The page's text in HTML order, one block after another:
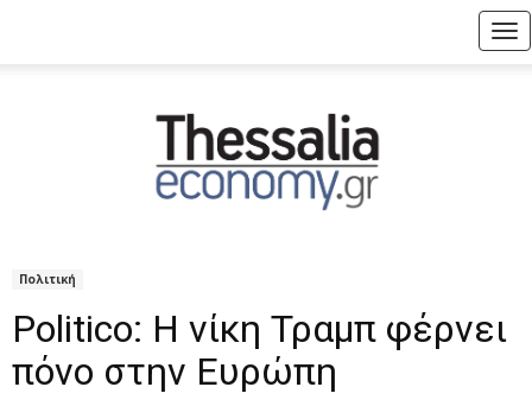
Πολιτική
Politico: Η νίκη Τραμπ φέρνει
πόνο στην Ευρώπη